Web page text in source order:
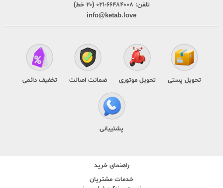
تلفن: ۶۶۴۸۴۰۰۸-۰۲۱ (۲۰ خط)
info@ketab.love
تحویل پستی تحویل موتوری ضمانت اصالت تخفیف دائمی
پشتیبانی
راهنمای خرید
خدمات مشتریان